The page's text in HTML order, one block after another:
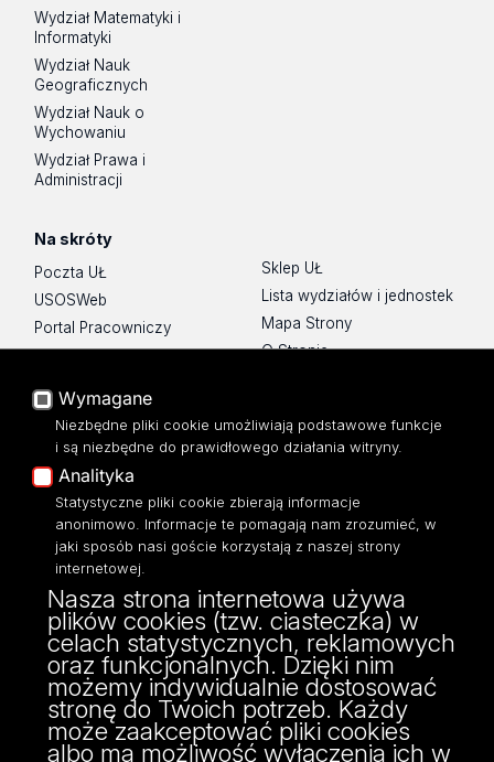
Wydział Matematyki i
Informatyki
Wydział Nauk
Geograficznych
Wydział Nauk o
Wychowaniu
Wydział Prawa i
Administracji
Na skróty
Poczta UŁ
USOSWeb
Portal Pracowniczy
Baza Aktów Własnych
Moodle
Eksperci UŁ
Polityka Prywatności
Dostępność
Sklep UŁ
Lista wydziałów i jednostek
Mapa Strony
O Stronie
ul. Narutowicza 68, 90-136 Łódź
NIP: 724 000 32 43
Adres do doręczeń elektronicznych (ADE):
AE:PL-74796-17640-IHHIV-17
KONTAKT
Wymagane
Niezbędne pliki cookie umożliwiają podstawowe funkcje
i są niezbędne do prawidłowego działania witryny.
Analityka
Statystyczne pliki cookie zbierają informacje
anonimowo. Informacje te pomagają nam zrozumieć, w
jaki sposób nasi goście korzystają z naszej strony
internetowej.
Nasza strona internetowa używa
plików cookies (tzw. ciasteczka) w
celach statystycznych, reklamowych
oraz funkcjonalnych. Dzięki nim
możemy indywidualnie dostosować
stronę do Twoich potrzeb. Każdy
może zaakceptować pliki cookies
albo ma możliwość wyłączenia ich w